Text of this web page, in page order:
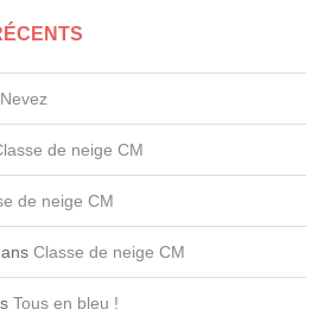
de neige CM
de neige CM
Classe de neige CM
Tous en bleu !